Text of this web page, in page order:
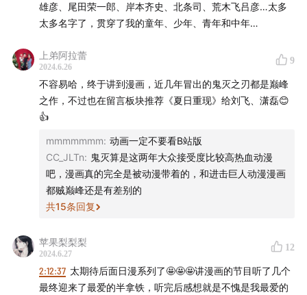
2:16:04彩蛋环节
2:23:33 隐藏彩蛋环节
在良渚博物院的漆器上的鳄鱼涂鸦（刘飞拍摄）：
雄彦、尾田荣一郎、岸本齐史、北条司、荒木飞吕彦…太多
太多名字了，贯穿了我的童年、少年、青年和中年…
上弟阿拉蕾
2024.6.26
9
不容易哈，终于讲到漫画，近几年冒出的鬼灭之刃都是巅峰
之作，不过也在留言板块推荐《夏日重现》给刘飞、潇磊😊
👍
mmmmmmm: 动画一定不要看B站版
CC_JLTn: 鬼灭算是这两年大众接受度比较高热血动漫
吧，漫画真的完全是被动漫带着的，和进击巨人动漫漫画
都贼巅峰还是有差别的
共15条回复
苹果梨梨梨
2024.6.27
12
2:12:37 太期待后面日漫系列了🤩🤩🤩讲漫画的节目听了几个
最终迎来了最爱的半拿铁，听完后感想就是不愧是我最爱的